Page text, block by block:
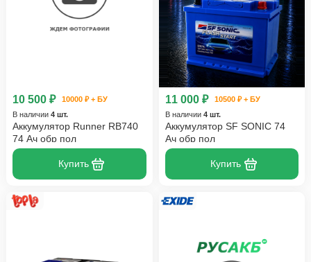
10 500 ₽
10000 ₽ + БУ
В наличии 4 шт.
Аккумулятор Runner RB740
74 Ач обр пол
Купить
11 000 ₽
10500 ₽ + БУ
В наличии 4 шт.
Аккумулятор SF SONIC 74
Ач обр пол
Купить